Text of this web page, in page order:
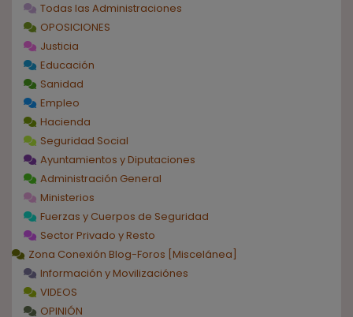
Todas las Administraciones
OPOSICIONES
Justicia
Educación
Sanidad
Empleo
Hacienda
Seguridad Social
Ayuntamientos y Diputaciones
Administración General
Ministerios
Fuerzas y Cuerpos de Seguridad
Sector Privado y Resto
Zona Conexión Blog-Foros [Miscelánea]
Información y Movilizaciónes
VIDEOS
OPINIÓN